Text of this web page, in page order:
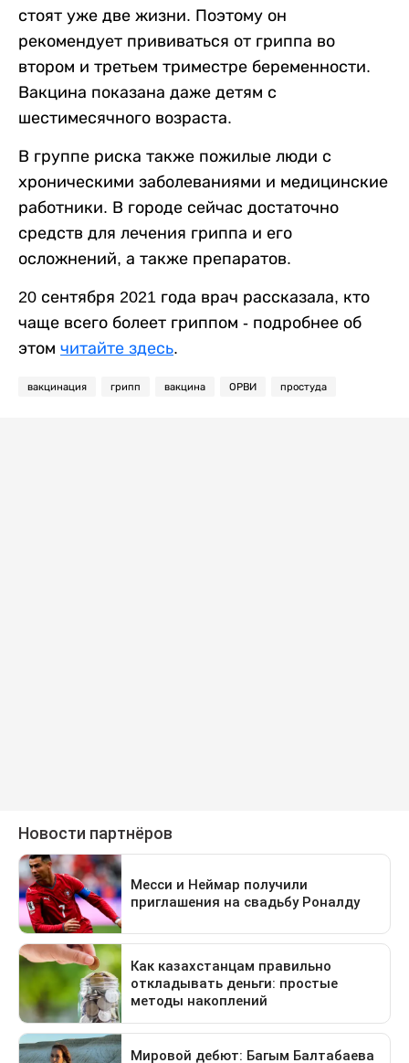
стоят уже две жизни. Поэтому он
рекомендует прививаться от гриппа во
втором и третьем триместре беременности.
Вакцина показана даже детям с
шестимесячного возраста.
В группе риска также пожилые люди с
хроническими заболеваниями и медицинские
работники. В городе сейчас достаточно
средств для лечения гриппа и его
осложнений, а также препаратов.
20 сентября 2021 года врач рассказала, кто
чаще всего болеет гриппом - подробнее об
этом читайте здесь.
вакцинация грипп вакцина ОРВИ простуда